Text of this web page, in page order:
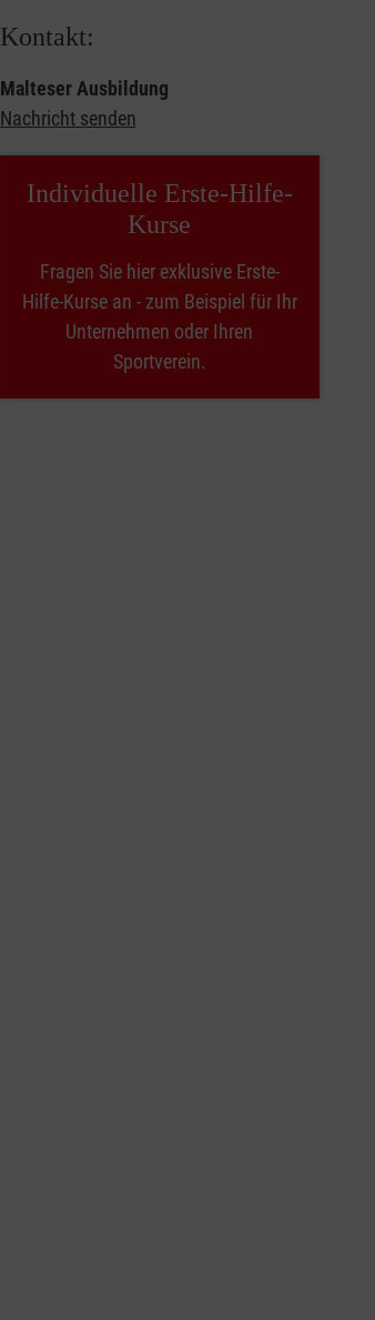
Kontakt:
Malteser Ausbildung
Nachricht senden
Individuelle Erste-Hilfe-
Kurse
Fragen Sie hier exklusive Erste-
Hilfe-Kurse an - zum Beispiel für Ihr
Unternehmen oder Ihren
Sportverein.